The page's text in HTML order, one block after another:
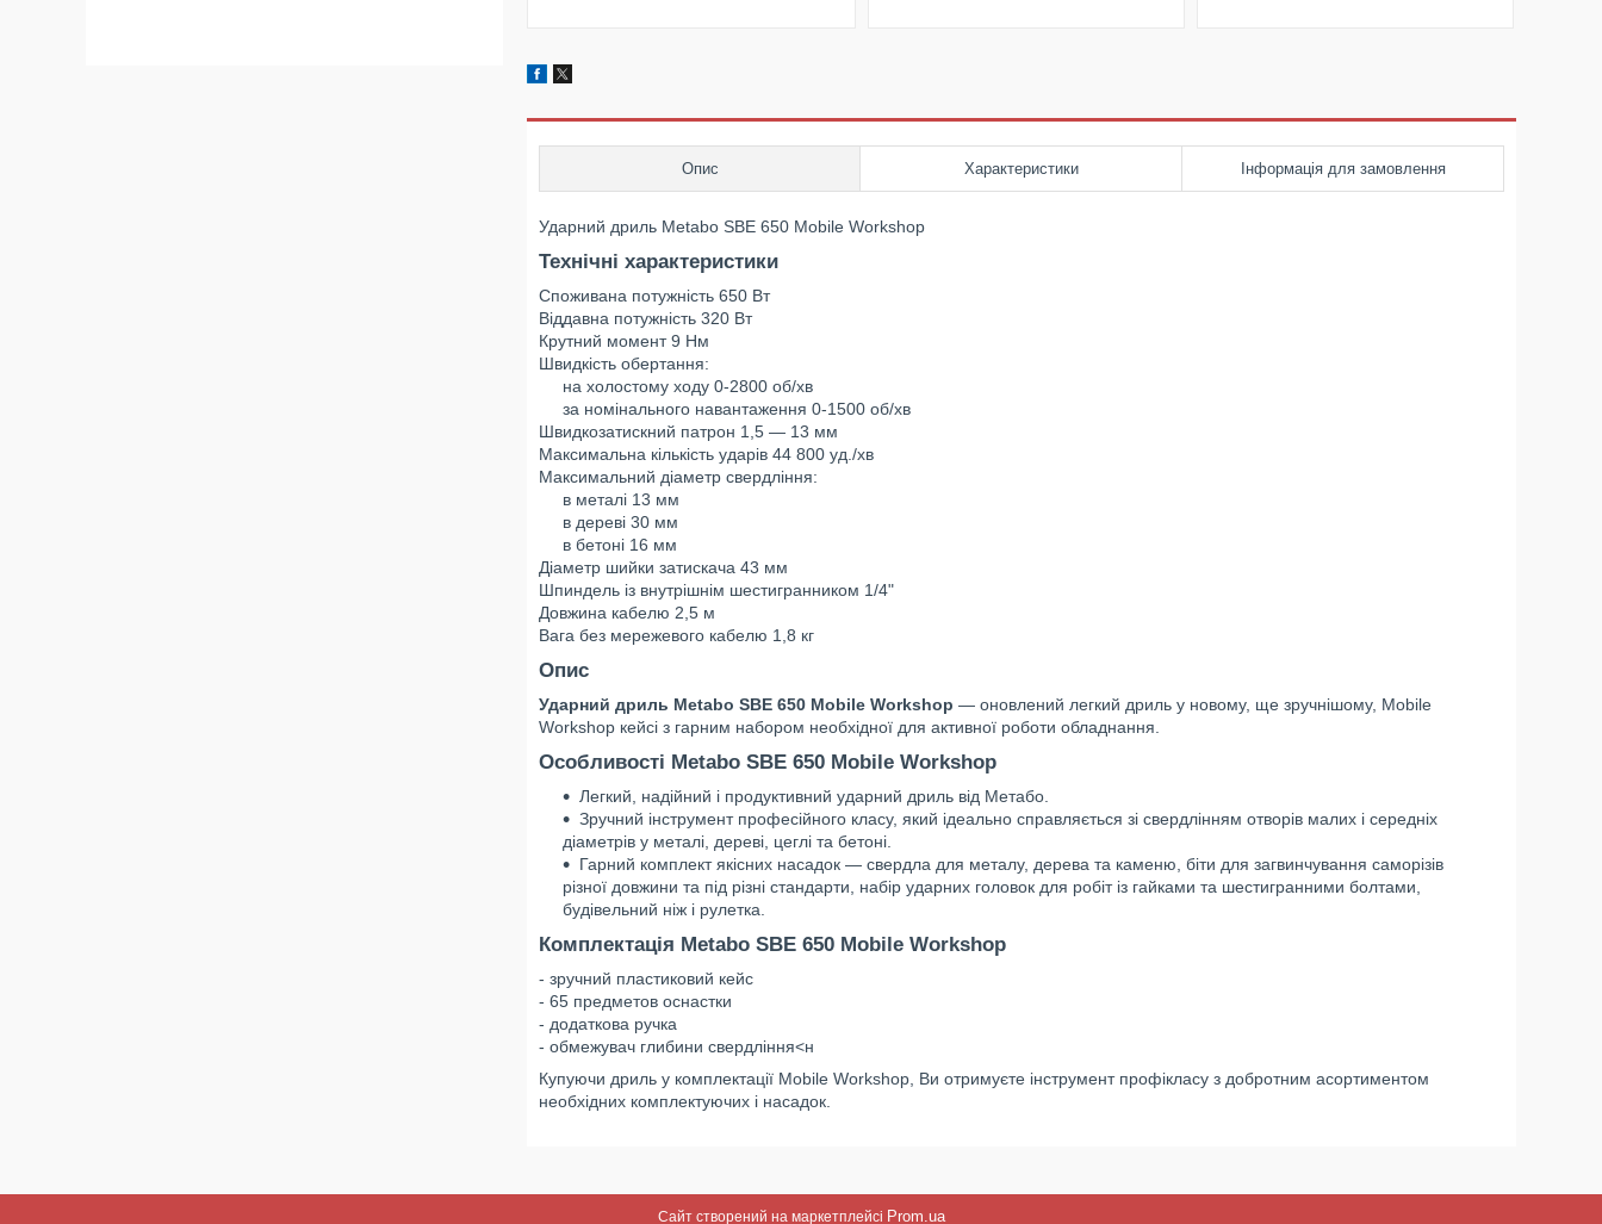
Опис Характеристики Інформація для замовлення
Ударний дриль Metabo SBE 650 Mobile Workshop
Технічні характеристики
Споживана потужність 650 Вт
Віддавна потужність 320 Вт
Крутний момент 9 Нм
Швидкість обертання:
на холостому ходу 0-2800 об/хв
за номінального навантаження 0-1500 об/хв
Швидкозатискний патрон 1,5 — 13 мм
Максимальна кількість ударів 44 800 уд./хв
Максимальний діаметр свердління:
в металі 13 мм
в дереві 30 мм
в бетоні 16 мм
Діаметр шийки затискача 43 мм
Шпиндель із внутрішнім шестигранником 1/4"
Довжина кабелю 2,5 м
Вага без мережевого кабелю 1,8 кг
Опис
Ударний дриль Metabo SBE 650 Mobile Workshop — оновлений легкий дриль у новому, ще зручнішому, Mobile
Workshop кейсі з гарним набором необхідної для активної роботи обладнання.
Особливості Metabo SBE 650 Mobile Workshop
Легкий, надійний і продуктивний ударний дриль від Метабо.
Зручний інструмент професійного класу, який ідеально справляється зі свердлінням отворів малих і середніх
діаметрів у металі, дереві, цеглі та бетоні.
Гарний комплект якісних насадок — свердла для металу, дерева та каменю, біти для загвинчування саморізів
різної довжини та під різні стандарти, набір ударних головок для робіт із гайками та шестигранними болтами,
будівельний ніж і рулетка.
Комплектація Metabo SBE 650 Mobile Workshop
- зручний пластиковий кейс
- 65 предметов оснастки
- додаткова ручка
- обмежувач глибини свердління<н
Купуючи дриль у комплектації Mobile Workshop, Ви отримуєте інструмент профікласу з добротним асортиментом
необхідних комплектуючих і насадок.
Сайт створений на маркетплейсі Prom.ua